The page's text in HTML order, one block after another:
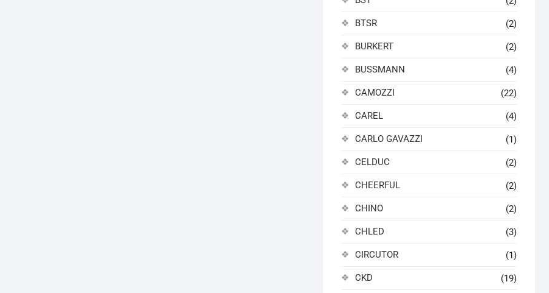
BTSR (2)
BURKERT (2)
BUSSMANN (4)
CAMOZZI (22)
CAREL (4)
CARLO GAVAZZI (1)
CELDUC (2)
CHEERFUL (2)
CHINO (2)
CHLED (3)
CIRCUTOR (1)
CKD (19)